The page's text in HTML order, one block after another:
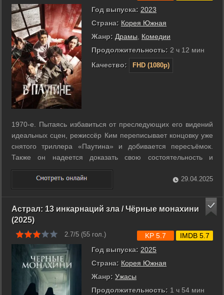
Год выпуска: 2023
Страна: Корея Южная
Жанр: Драмы
Комедии
Продолжительность: 2 ч 12 мин
Качество:
FHD (1080p)
1970-е. Пытаясь избавиться от преследующих его видений
идеальных сцен, режиссёр Ким переписывает концовку уже
снятого триллера «Паутина» и добивается пересъёмок.
Также он надеется доказать свою состоятельность и
посрамить критиков, которые считают его бездарем, некогда
укравшим сценарий у своего наставника - великого
режиссёра Щина - и таким ...
29.04.2025
Астрал: 13 инкарнаций зла / Чёрные монахини
(2025)
2.7/5 (55 гол.)
Год выпуска: 2025
Страна: Корея Южная
Жанр: Ужасы
Продолжительность: 1 ч 54 мин
KP 5.7 IMDB 5.7